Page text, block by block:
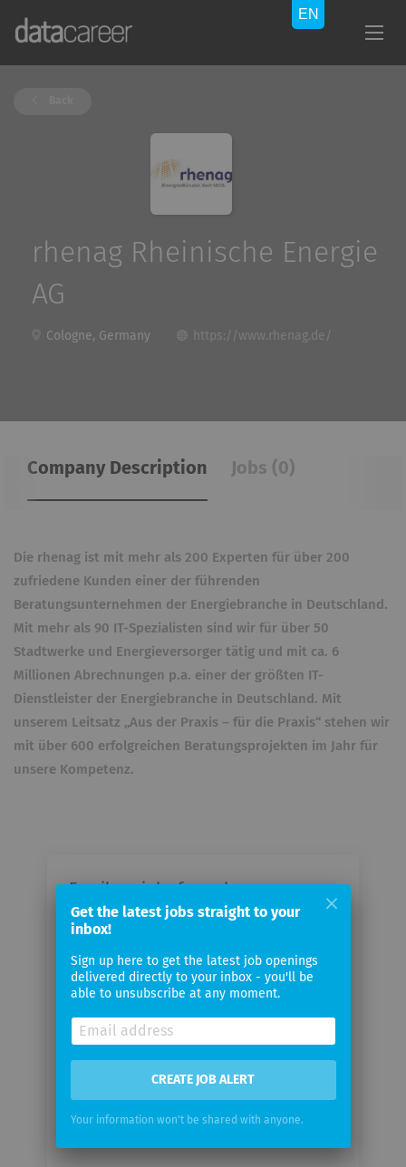
rhenag Rheinische Energie
AG
Cologne, Germany https://www.rhenag.de/
Company Description Jobs (0)
Die rhenag ist mit mehr als 200 Experten für über 200
zufriedene Kunden einer der führenden
Beratungsunternehmen der Energiebranche in Deutschland.
Mit mehr als 90 IT-Spezialisten sind wir für über 50
Stadtwerke und Energieversorger tätig und mit ca. 6
Millionen Abrechnungen p.a. einer der größten IT-
Dienstleister der Energiebranche in Deutschland. Mit
unserem Leitsatz „Aus der Praxis – für die Praxis“ stehen wir
mit über 600 erfolgreichen Beratungsprojekten im Jahr für
unsere Kompetenz.
Email me jobs from rhenag
Rheinische Energie AG
Your
email
Email
Get the latest jobs straight to your
inbox!
Sign up here to get the latest job openings
delivered directly to your inbox - you'll be
able to unsubscribe at any moment.
CREATE JOB ALERT
Your information won't be shared with anyone.